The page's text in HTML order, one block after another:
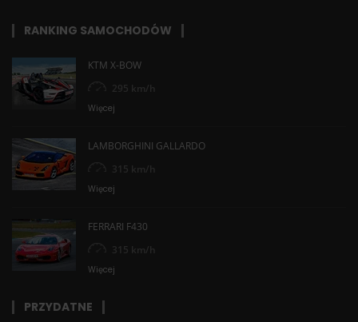
RANKING SAMOCHODÓW
KTM X-BOW
295 km/h
Więcej
LAMBORGHINI GALLARDO
315 km/h
Więcej
FERRARI F430
315 km/h
Więcej
PRZYDATNE